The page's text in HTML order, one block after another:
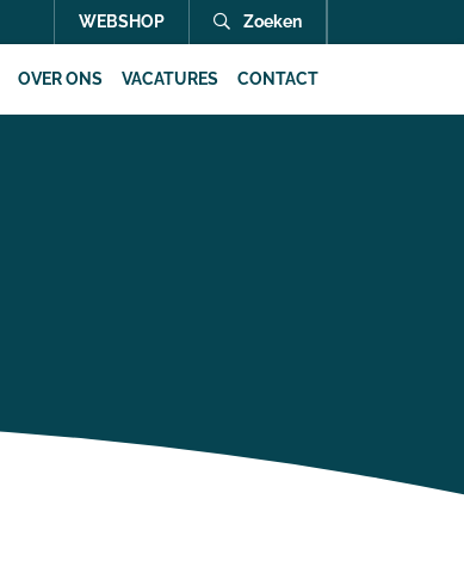
WEBSHOP Zoeken
OVER ONS VACATURES CONTACT